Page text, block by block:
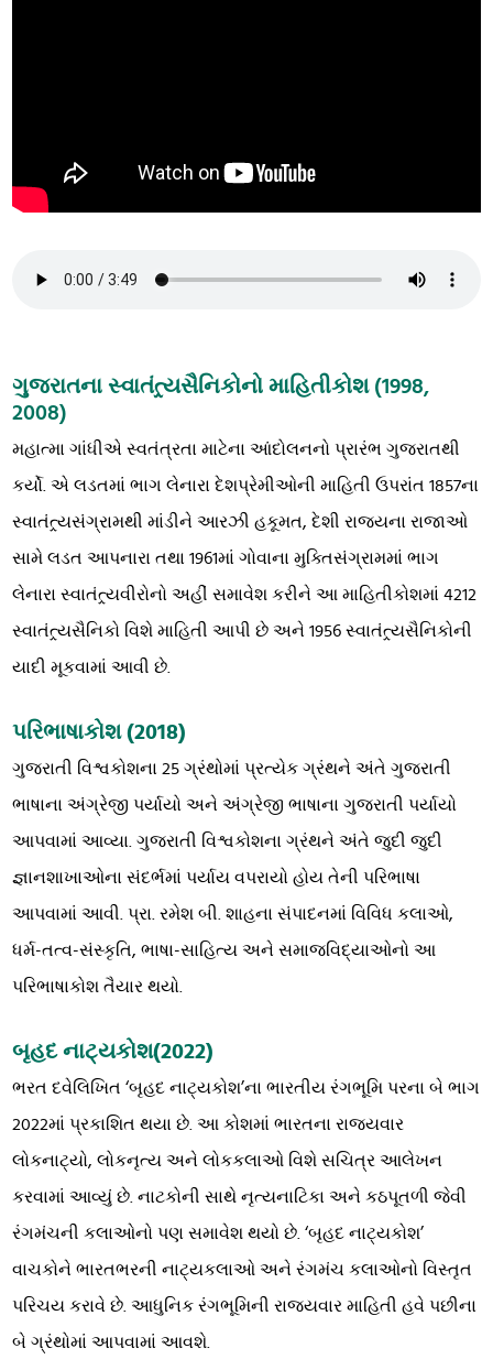
ગુજરાતના સ્વાતંત્ર્યસૈનિકોનો માહિતીકોશ(1998,
2008)
મહાત્મા ગાંધીએ સ્વતંત્રતા માટેના આંદોલનનો પ્રારંભ ગુજરાતથી
કર્યો. એ લડતમાં ભાગ લેનારા દેશપ્રેમીઓની માહિતી ઉપરાંત 1857ના
સ્વાતંત્ર્યસંગ્રામથી માંડીને આરઝી હકૂમત, દેશી રાજ્યના રાજાઓ
સામે લડત આપનારા તથા 1961માં ગોવાના મુક્તિસંગ્રામમાં ભાગ
લેનારા સ્વાતંત્ર્યવીરોનો અહીં સમાવેશ કરીને આ માહિતીકોશમાં 4212
સ્વાતંત્ર્યસૈનિકો વિશે માહિતી આપી છે અને 1956 સ્વાતંત્ર્યસૈનિકોની
યાદી મૂકવામાં આવી છે.
પરિભાષાકોશ (2018)
ગુજરાતી વિશ્વકોશના 25 ગ્રંથોમાં પ્રત્યેક ગ્રંથને અંતે ગુજરાતી
ભાષાના અંગ્રેજી પર્યાયો અને અંગ્રેજી ભાષાના ગુજરાતી પર્યાયો
આપવામાં આવ્યા. ગુજરાતી વિશ્વકોશના ગ્રંથને અંતે જુદી જુદી
જ્ઞાનશાખાઓના સંદર્ભમાં પર્યાય વપરાયો હોય તેની પરિભાષા
આપવામાં આવી. પ્રા. રમેશ બી. શાહના સંપાદનમાં વિવિધ કલાઓ,
ધર્મ-તત્વ-સંસ્કૃતિ, ભાષા-સાહિત્ય અને સમાજવિદ્યાઓનો આ
પરિભાષાકોશ તૈયાર થયો.
બૃહદ નાટ્યકોશ(2022)
ભરત દવેલિખિત ‘બૃહદ નાટ્યકોશ’ના ભારતીય રંગભૂમિ પરના બે ભાગ
2022માં પ્રકાશિત થયા છે. આ કોશમાં ભારતના રાજ્યવાર
લોકનાટ્યો, લોકનૃત્ય અને લોકકલાઓ વિશે સચિત્ર આલેખન
કરવામાં આવ્યું છે. નાટકોની સાથે નૃત્યનાટિકા અને કઠપૂતળી જેવી
રંગમંચની કલાઓનો પણ સમાવેશ થયો છે. ‘બૃહદ નાટ્યકોશ’
વાચકોને ભારતભરની નાટ્યકલાઓ અને રંગમંચ કલાઓનો વિસ્તૃત
પરિચય કરાવે છે. આધુનિક રંગભૂમિની રાજ્યવાર માહિતી હવે પછીના
બે ગ્રંથોમાં આપવામાં આવશે.